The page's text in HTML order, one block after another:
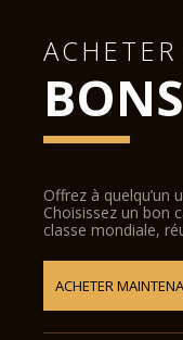
Offrez à quelqu’un
Choisissez un bon
classe mondiale,
ACHETER